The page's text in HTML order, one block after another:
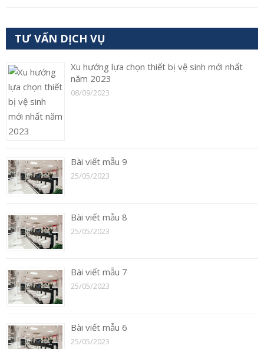
TƯ VẤN DỊCH VỤ
Xu hướng lựa chọn thiết bị vệ sinh mới nhất
năm 2023
08/09/2023
Bài viết mẫu 9
25/05/2023
Bài viết mẫu 8
25/05/2023
Bài viết mẫu 7
25/05/2023
Bài viết mẫu 6
25/05/2023